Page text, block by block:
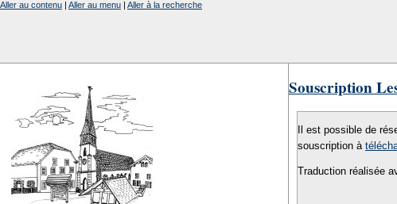
Aller au contenu | Aller au menu | Aller à la recherche
Souscription
Il est possible de
souscription à
Traduction réalisée